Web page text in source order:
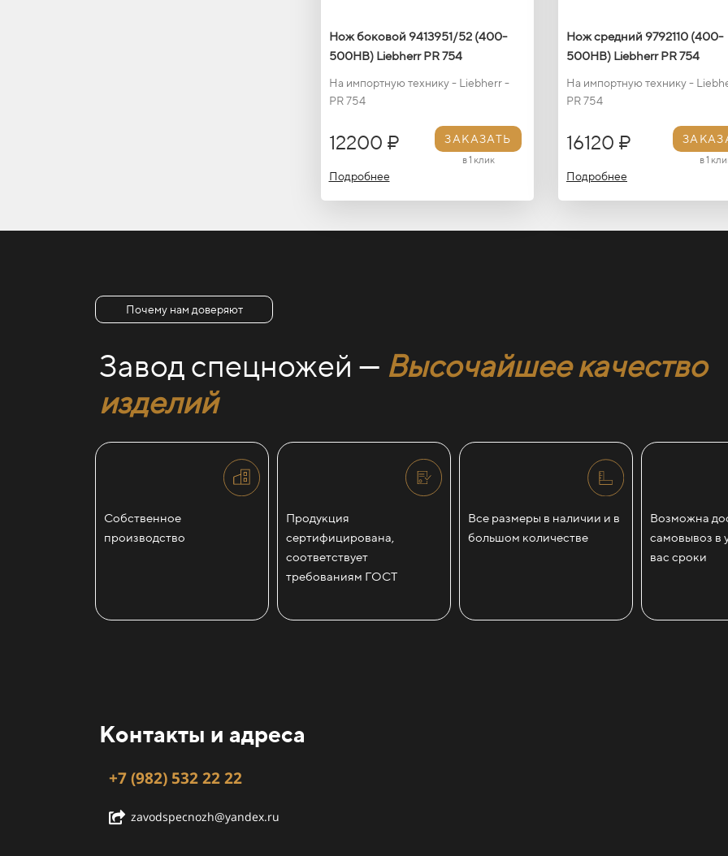
Нож боковой 9413951/52 (400-
500HB) Liebherr PR 754
На импортную технику - Liebherr -
PR 754
12200 ₽ ЗАКАЗАТЬ
в 1 клик
Подробнее
Нож средний 9792110 (400-
500HB) Liebherr PR 754
На импортную технику -
PR 754
16120 ₽
в 1
Подробнее
Почему нам доверяют
Завод спецножей — Высочайшее качество
изделий
Собственное
производство
Продукция
сертифицирована,
соответствует
требованиям ГОСТ
Все размеры в наличии и в
большом количестве
Возможна
самовывоз в
вас сроки
Контакты и адреса
+7 (982) 532 22 22
zavodspecnozh@yandex.ru